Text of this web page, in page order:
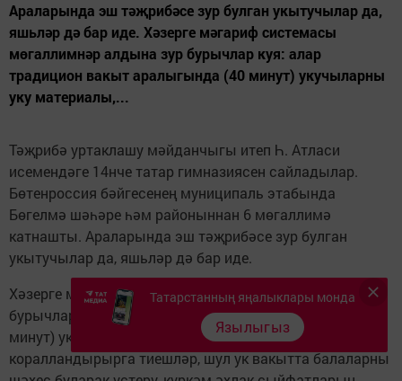
Араларында эш тәҗрибәсе зур булган укытучылар да,
яшьләр дә бар иде. Хәзерге мәгариф системасы
мөгаллимнәр алдына зур бурычлар куя: алар
традицион вакыт аралыгында (40 минут) укучыларны
уку материалы,...
Тәҗрибә уртаклашу мәйданчыгы итеп Һ. Атласи
исемендәге 14нче татар гимназиясен сайладылар.
Бөтенроссия бәйгесенең муниципаль этабында
Бөгелмә шәһәре һәм районыннан 6 мөгаллимә
катнашты. Араларында эш тәҗрибәсе зур булган
укытучылар да, яшьләр дә бар иде.
Хәзерге мәгариф системасы мөгаллимнәр алдына зур
бурычлар куя: алар традицион вакыт аралыгында (40
минут) укучыларны уку материалы, белемнәр белән
коралландырырга тиешләр, шул ук вакытта балаларны
Татарстанның яңалыклары монда
Язылыгыз